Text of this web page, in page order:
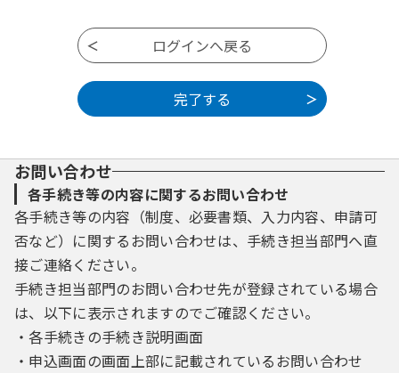
お問い合わせ
各手続き等の内容に関するお問い合わせ
各手続き等の内容（制度、必要書類、入力内容、申請可
否など）に関するお問い合わせは、手続き担当部門へ直
接ご連絡ください。
手続き担当部門のお問い合わせ先が登録されている場合
は、以下に表示されますのでご確認ください。
・各手続きの手続き説明画面
・申込画面の画面上部に記載されているお問い合わせ